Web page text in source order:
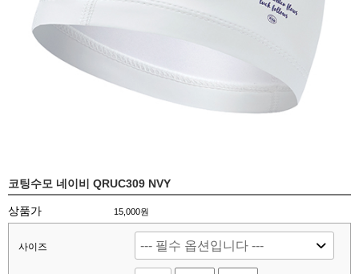
코팅수모 네이비 QRUC309 NVY
상품가 15,000원
사이즈